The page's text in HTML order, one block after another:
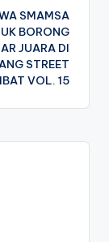
SMAMSA
BORONG
JUARA DI
STREET
VOL. 15